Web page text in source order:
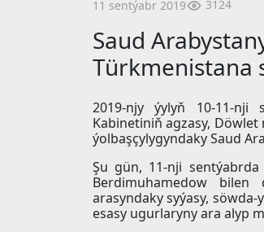
11 sentýabr 2019 3124
Saud
Türkmenistana
2019-njy ýylyň 10-11-nji
Kabinetiniň agzasy,
ýolbaşçylygyndaky Saud
Şu gün, 11-nji
Berdimuhamedow
arasyndaky syýasy,
esasy ugurlaryny ara alyp